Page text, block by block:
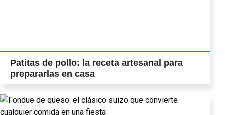
Patitas de pollo: la receta artesanal para
prepararlas en casa